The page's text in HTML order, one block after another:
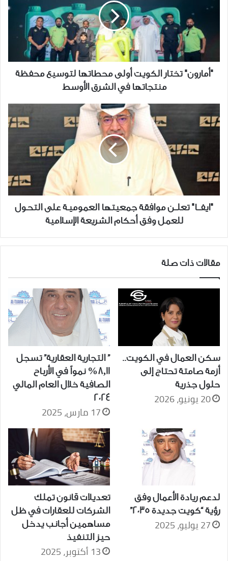
أولى
محطاتها
لتوسيع
محفظة
منتجاتها
في
الشرق
"أمارون" تختار الكويت أولى محطاتها لتوسيع محفظة
منتجاتها في الشرق الأوسط
"ايفـــا"
تعلــن
موافقة
جمعيتها
العموميـة
على
التحـول
للعمل
وفق
أحكام
الإسلامية
"ايفـــا" تعلــن موافقة جمعيتها العموميـة على التحـول
للعمل وفق أحكام الشريعة الإسلامية
مقالات ذات صلة
سكن العمال في الكويت..
أزمة صامتة تحتاج إلى
حلول جذرية
20 يونيو، 2026
” التجارية العقارية” تسجل
8,11% نمواً في الأرباح
الصافية خلال العام المالي
2024
17 مارس، 2025
لدعم ريادة الأعمال وفق
رؤية “كويت جديدة 2035”
27 يوليو، 2025
تعديلات قانون تملك
الشركات للعقارات في ظل
مساهمين أجانب يدخل
حيز التنفيذ
13 أكتوبر، 2025